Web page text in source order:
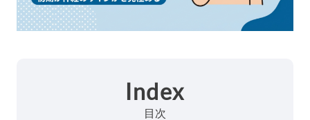
Index
目次